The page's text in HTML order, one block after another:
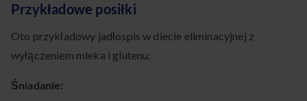
Przykładowe posiłki
Oto przykładowy jadłospis w diecie eliminacyjnej z
wyłączeniem mleka i glutenu:
Śniadanie: